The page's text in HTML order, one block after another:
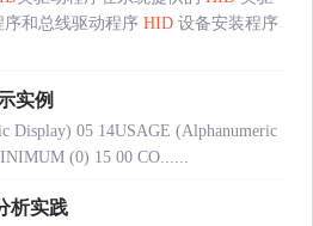
和总线驱动程序 HID 设备安装程序
实例
Display) 05 14USAGE (Alphanumeric
(0) 15 00 CO......
析实践